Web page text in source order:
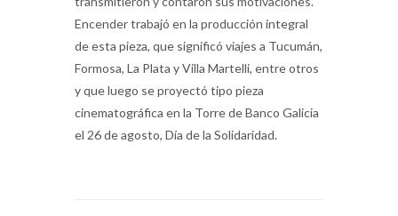
Encender trabajó en la producción integral
de esta pieza, que significó viajes a Tucumán,
Formosa, La Plata y Villa Martelli, entre otros
y que luego se proyectó tipo pieza
cinematográfica en la Torre de Banco Galicia
el 26 de agosto, Día de la Solidaridad.